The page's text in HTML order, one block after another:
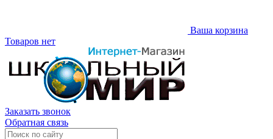
Ваша корзина
Товаров нет
Заказать звонок
Обратная связь